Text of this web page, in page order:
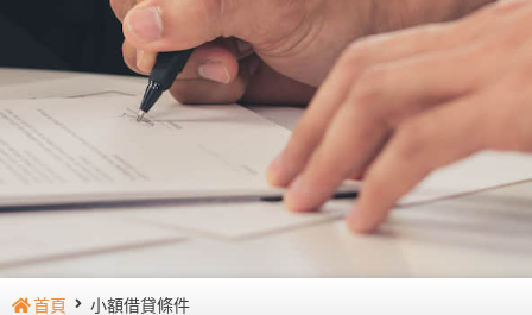
首頁 小額借貸條件